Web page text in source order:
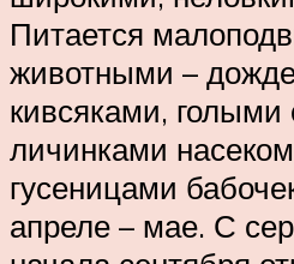
Питается
животными –
кивсяками,
личинками
гусеницами
апреле – мае. С